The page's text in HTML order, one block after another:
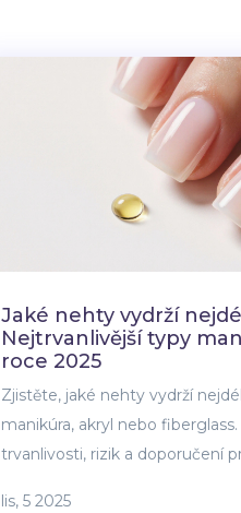
Jaké nehty vydrží
Nejtrvanlivější typy
roce 2025
Zjistěte, jaké nehty vydrží
manikúra, akryl nebo
trvanlivosti, rizik a doporučení
lis, 5 2025